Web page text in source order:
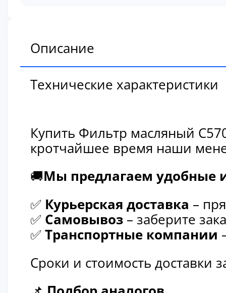
Описание
Технические характеристики
Купить Фильтр масляный
кротчайшее время наши
🚚Мы предлагаем удобные
✅ Курьерская доставка –
✅ Самовывоз – заберите
✅ Транспортные компании
Сроки и стоимость доставки